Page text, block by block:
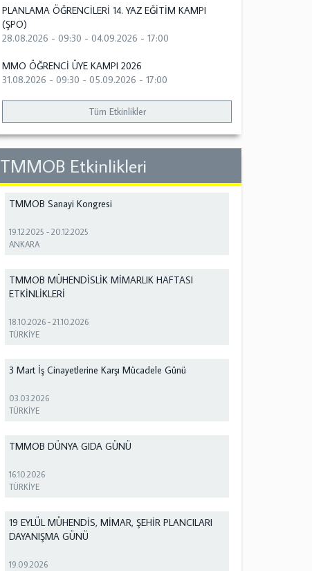
PLANLAMA ÖĞRENCİLERİ 14. YAZ EĞİTİM KAMPI
(ŞPO)
28.08.2026 - 09:30 -04.09.2026 - 17:00
MMO ÖĞRENCİ ÜYE KAMPI 2026
31.08.2026 - 09:30 -05.09.2026 - 17:00
Tüm Etkinlikler
TMMOB Etkinlikleri
TMMOB Sanayi Kongresi
19.12.2025 -20.12.2025
ANKARA
TMMOB MÜHENDİSLİK MİMARLIK HAFTASI
ETKİNLİKLERİ
18.10.2026 -21.10.2026
TÜRKİYE
3 Mart İş Cinayetlerine Karşı Mücadele Günü
03.03.2026
TÜRKİYE
TMMOB DÜNYA GIDA GÜNÜ
16.10.2026
TÜRKİYE
19 EYLÜL MÜHENDİS, MİMAR, ŞEHİR PLANCILARI
DAYANIŞMA GÜNÜ
19.09.2026